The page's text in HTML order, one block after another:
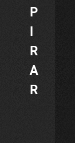
P
I
R
A
R